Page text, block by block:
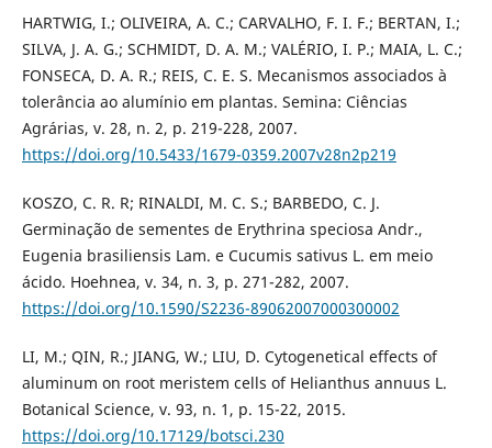
HARTWIG, I.; OLIVEIRA, A. C.; CARVALHO, F. I. F.; BERTAN, I.;
SILVA, J. A. G.; SCHMIDT, D. A. M.; VALÉRIO, I. P.; MAIA, L. C.;
FONSECA, D. A. R.; REIS, C. E. S. Mecanismos associados à
tolerância ao alumínio em plantas. Semina: Ciências
Agrárias, v. 28, n. 2, p. 219-228, 2007.
https://doi.org/10.5433/1679-0359.2007v28n2p219
KOSZO, C. R. R; RINALDI, M. C. S.; BARBEDO, C. J.
Germinação de sementes de Erythrina speciosa Andr.,
Eugenia brasiliensis Lam. e Cucumis sativus L. em meio
ácido. Hoehnea, v. 34, n. 3, p. 271-282, 2007.
https://doi.org/10.1590/S2236-89062007000300002
LI, M.; QIN, R.; JIANG, W.; LIU, D. Cytogenetical effects of
aluminum on root meristem cells of Helianthus annuus L.
Botanical Science, v. 93, n. 1, p. 15-22, 2015.
https://doi.org/10.17129/botsci.230